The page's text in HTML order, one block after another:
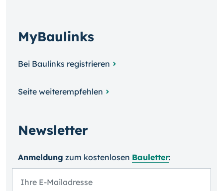
MyBaulinks
Bei Baulinks registrieren
Seite weiterempfehlen
Newsletter
Anmeldung zum kosten­losen Bauletter: